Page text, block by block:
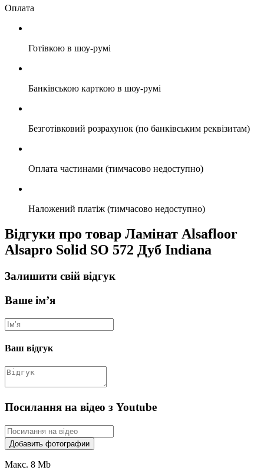
Оплата
Готівкою в шоу-румі
Банківською карткою в шоу-румі
Безготівковий розрахунок (по банківським реквізитам)
Оплата частинами (тимчасово недоступно)
Наложений платіж (тимчасово недоступно)
Відгуки про товар Ламінат Alsafloor
Alsapro Solid SO 572 Дуб Indiana
Залишити свій відгук
Ваше ім’я
Ваш відгук
Посилання на відео з Youtube
Добавить фотографии
Макс. 8 Mb